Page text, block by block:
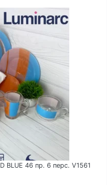
BLUE 46 пр. 6 перс. V1561